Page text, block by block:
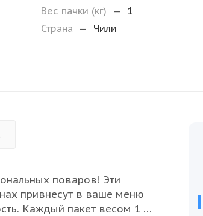
Вес пачки (кг)
—
1
Страна
— Чили
поваров! Эти
привнесут в ваше меню
Каждый пакет весом 1 кг